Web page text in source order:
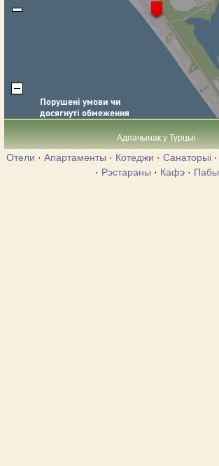
Адпачынак у Турцыі
Отели · Апартаменты · Котеджи · Санаторыі ·
· Рэстараны · Кафэ· Пабы